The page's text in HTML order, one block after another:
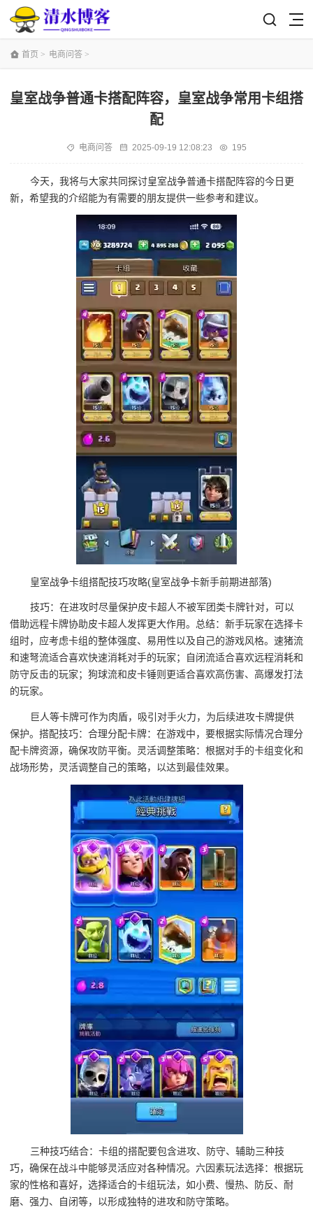
首页 > 电商问答 >
皇室战争普通卡搭配阵容，皇室战争常用卡组搭
配
电商问答 2025-09-19 12:08:23 195
今天，我将与大家共同探讨皇室战争普通卡搭配阵容的今日更
新，希望我的介绍能为有需要的朋友提供一些参考和建议。
皇室战争卡组搭配技巧攻略(皇室战争卡新手前期进部落)
技巧：在进攻时尽量保护皮卡超人不被军团类卡牌针对，可以
借助远程卡牌协助皮卡超人发挥更大作用。总结：新手玩家在选择卡
组时，应考虑卡组的整体强度、易用性以及自己的游戏风格。速猪流
和速弩流适合喜欢快速消耗对手的玩家；自闭流适合喜欢远程消耗和
防守反击的玩家；狗球流和皮卡锤则更适合喜欢高伤害、高爆发打法
的玩家。
巨人等卡牌可作为肉盾，吸引对手火力，为后续进攻卡牌提供
保护。搭配技巧：合理分配卡牌：在游戏中，要根据实际情况合理分
配卡牌资源，确保攻防平衡。灵活调整策略：根据对手的卡组变化和
战场形势，灵活调整自己的策略，以达到最佳效果。
三种技巧结合：卡组的搭配要包含进攻、防守、辅助三种技
巧，确保在战斗中能够灵活应对各种情况。六因素玩法选择：根据玩
家的性格和喜好，选择适合的卡组玩法，如小费、慢热、防反、耐
磨、强力、自闭等，以形成独特的进攻和防守策略。